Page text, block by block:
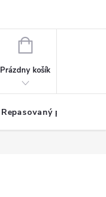
NÁKUPNÝ
Prázdny košík
Repasovaný pohon TDM